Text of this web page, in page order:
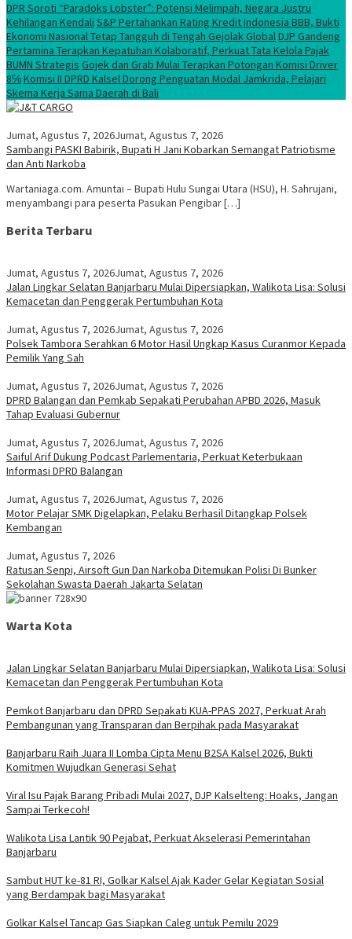
DPR Soroti “Paradoks Lobster”: Potensi Melimpah, Negara Justru
Kehilangan Kendali S&P Pertahankan Rating Kredit Indonesia BBB, Bukti
Ekonomi Nasional Tetap Tangguh di Tengah Gejolak GlobalDJP Gandeng
Pertamina Terapkan Kepatuhan Kolaboratif, Perkuat Tata Kelola Pajak
BUMN Strategis Gojek dan Grab Mulai Terapkan Potongan Komisi Driver
8℅Komisi II DPRD Kalsel Dorong Penguatan Modal Jamkrida, Pelajari
Skema Kerja Sama Daerah di Bali
Jumat, Agustus 7, 2026Jumat, Agustus 7, 2026
Sambangi PASKI Babirik, Bupati H Jani Kobarkan Semangat Patriotisme
dan Anti Narkoba
Wartaniaga.com. Amuntai – Bupati Hulu Sungai Utara (HSU), H. Sahrujani,
menyambangi para peserta Pasukan Pengibar […]
Berita Terbaru
Jumat, Agustus 7, 2026Jumat, Agustus 7, 2026
Jalan Lingkar Selatan Banjarbaru Mulai Dipersiapkan, Walikota Lisa: Solusi
Kemacetan dan Penggerak Pertumbuhan Kota
Jumat, Agustus 7, 2026Jumat, Agustus 7, 2026
Polsek Tambora Serahkan 6 Motor Hasil Ungkap Kasus Curanmor Kepada
Pemilik Yang Sah
Jumat, Agustus 7, 2026Jumat, Agustus 7, 2026
DPRD Balangan dan Pemkab Sepakati Perubahan APBD 2026, Masuk
Tahap Evaluasi Gubernur
Jumat, Agustus 7, 2026Jumat, Agustus 7, 2026
Saiful Arif Dukung Podcast Parlementaria, Perkuat Keterbukaan
Informasi DPRD Balangan
Jumat, Agustus 7, 2026Jumat, Agustus 7, 2026
Motor Pelajar SMK Digelapkan, Pelaku Berhasil Ditangkap Polsek
Kembangan
Jumat, Agustus 7, 2026
Ratusan Senpi, Airsoft Gun Dan Narkoba Ditemukan Polisi Di Bunker
Sekolahan Swasta Daerah Jakarta Selatan
Warta Kota
Jalan Lingkar Selatan Banjarbaru Mulai Dipersiapkan, Walikota Lisa: Solusi
Kemacetan dan Penggerak Pertumbuhan Kota
Pemkot Banjarbaru dan DPRD Sepakati KUA-PPAS 2027, Perkuat Arah
Pembangunan yang Transparan dan Berpihak pada Masyarakat
Banjarbaru Raih Juara II Lomba Cipta Menu B2SA Kalsel 2026, Bukti
Komitmen Wujudkan Generasi Sehat
Viral Isu Pajak Barang Pribadi Mulai 2027, DJP Kalselteng: Hoaks, Jangan
Sampai Terkecoh!
Walikota Lisa Lantik 90 Pejabat, Perkuat Akselerasi Pemerintahan
Banjarbaru
Sambut HUT ke-81 RI, Golkar Kalsel Ajak Kader Gelar Kegiatan Sosial
yang Berdampak bagi Masyarakat
Golkar Kalsel Tancap Gas Siapkan Caleg untuk Pemilu 2029